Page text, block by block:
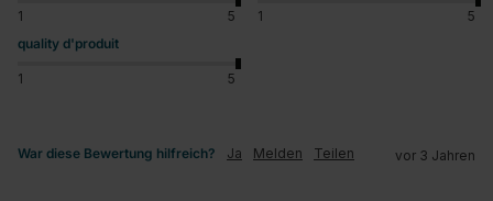
1 5 1
5
quality d'produit
1 5
War diese Bewertung hilfreich? Ja Melden Teilen vor 3 Jahren